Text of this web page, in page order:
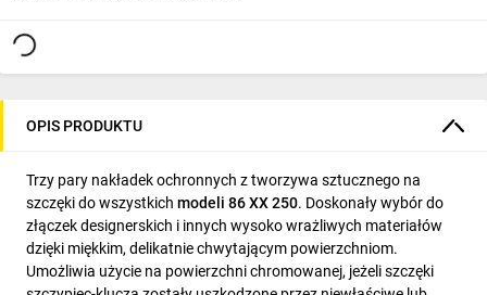
OPIS PRODUKTU
Trzy pary nakładek ochronnych z tworzywa sztucznego na
szczęki do wszystkich modeli 86 XX 250. Doskonały wybór do
złączek designerskich i innych wysoko wrażliwych materiałów
dzięki miękkim, delikatnie chwytającym powierzchniom.
Umożliwia użycie na powierzchni chromowanej, jeżeli szczęki